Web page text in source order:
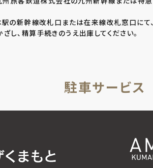
の新幹線改札口または在来線改札窓口にて
、精算手続きのうえ出庫してください。
駐車サービス